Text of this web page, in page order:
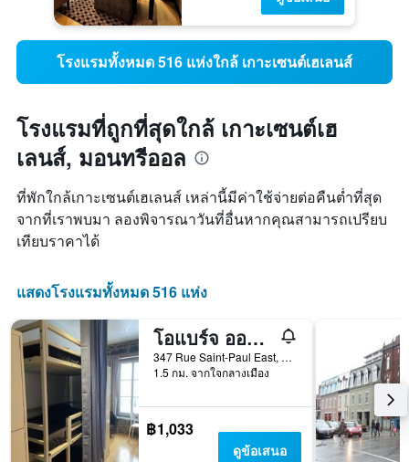
โรงแรมทั้งหมด 516 แห่งใกล้ เกาะเซนต์เฮเลนส์
โรงแรมที่ถูกที่สุดใกล้ เกาะเซนต์เฮ
เลนส์, มอนทรีออล
ที่พักใกล้เกาะเซนต์เฮเลนส์ เหล่านี้มีค่าใช้จ่ายต่อคืนต่ำที่สุด
จากที่เราพบมา ลองพิจารณาวันที่อื่นหากคุณสามารถเปรียบ
เทียบราคาได้
แสดงโรงแรมทั้งหมด 516 แห่ง
โอแบร์จ ออลท์ โฮสเทล
347 Rue Saint-Paul East, มอนทรีออล, QC, แคนาดา
1.5 กม. จากใจกลางเมือง
฿1,033
ดูข้อเสนอ